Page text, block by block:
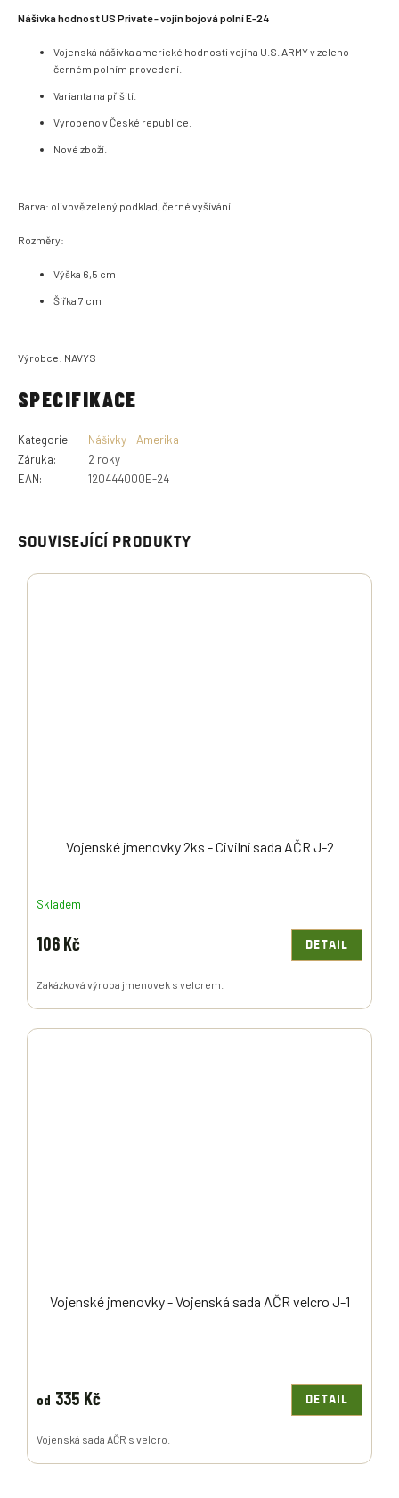
SOUVISEJÍCÍ PRODUKTY
Vojenské jmenovky 2ks - Civilní sada AČR J-2
Skladem
106 Kč DETAIL
Zakázková výroba jmenovek s velcrem.
Vojenské jmenovky - Vojenská sada AČR velcro J-1
od 335 Kč DETAIL
Vojenská sada AČR s velcro.
Nášivka hodnost US Private - vojín bojová polní E-24
Vojenská nášivka americké hodnosti vojína U.S. ARMY v zeleno-
černém polním provedení.
Varianta na přišití.
Vyrobeno v České republice.
Nové zboží.
Barva: olivově zelený podklad, černé vyšívání
Rozměry:
Výška 6,5 cm
Šířka 7 cm
Výrobce: NAVYS
SPECIFIKACE
Kategorie:
Nášivky - Amerika
Záruka:
2 roky
EAN: 120444000E-24